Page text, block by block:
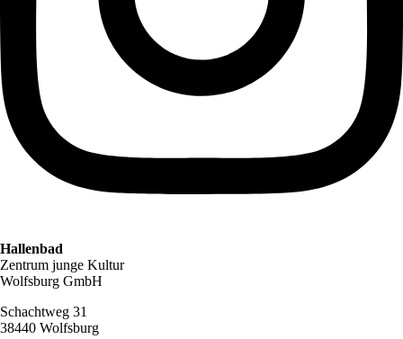
Hallenbad
Zentrum junge Kultur
Wolfsburg GmbH
Schachtweg 31
38440 Wolfsburg